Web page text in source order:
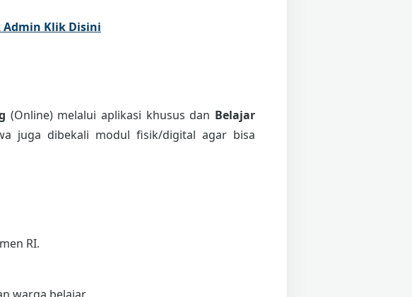
Admin Klik Disini
(Online) melalui aplikasi khusus dan Belajar
juga dibekali modul fisik/digital agar bisa
RI.
warga belajar.